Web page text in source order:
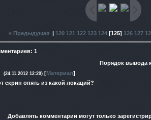
« Предыдущая| 120 121 122 123 124[125] 126 127
: 1
Порядок вывода
(24.11.2012 12:29) [Материал]
скрин опять из какой локаций?
Добавлять комментарии могут только